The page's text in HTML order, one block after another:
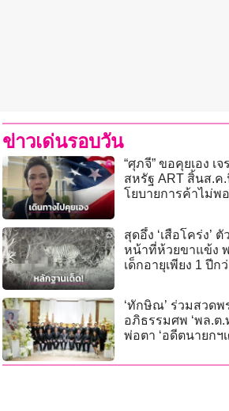
ข่าวเด่นรอบวัน
“ศุภจี” ขอคุยเอง เ
สหรัฐ ART สิ้นส.ค
โยบายการค้าไม่พอ
สุดอึ้ง ‘เสือโคร่ง’ ตั
หน้าที่ห้วยขาแข้ง พ
เด็กอายุเพียง 1 ปีก
‘ทักษิณ’ ร่วมสวดพ
อภิธรรมศพ ‘พล.ต.
พ่อตา ‘อดีตนายกฯเ